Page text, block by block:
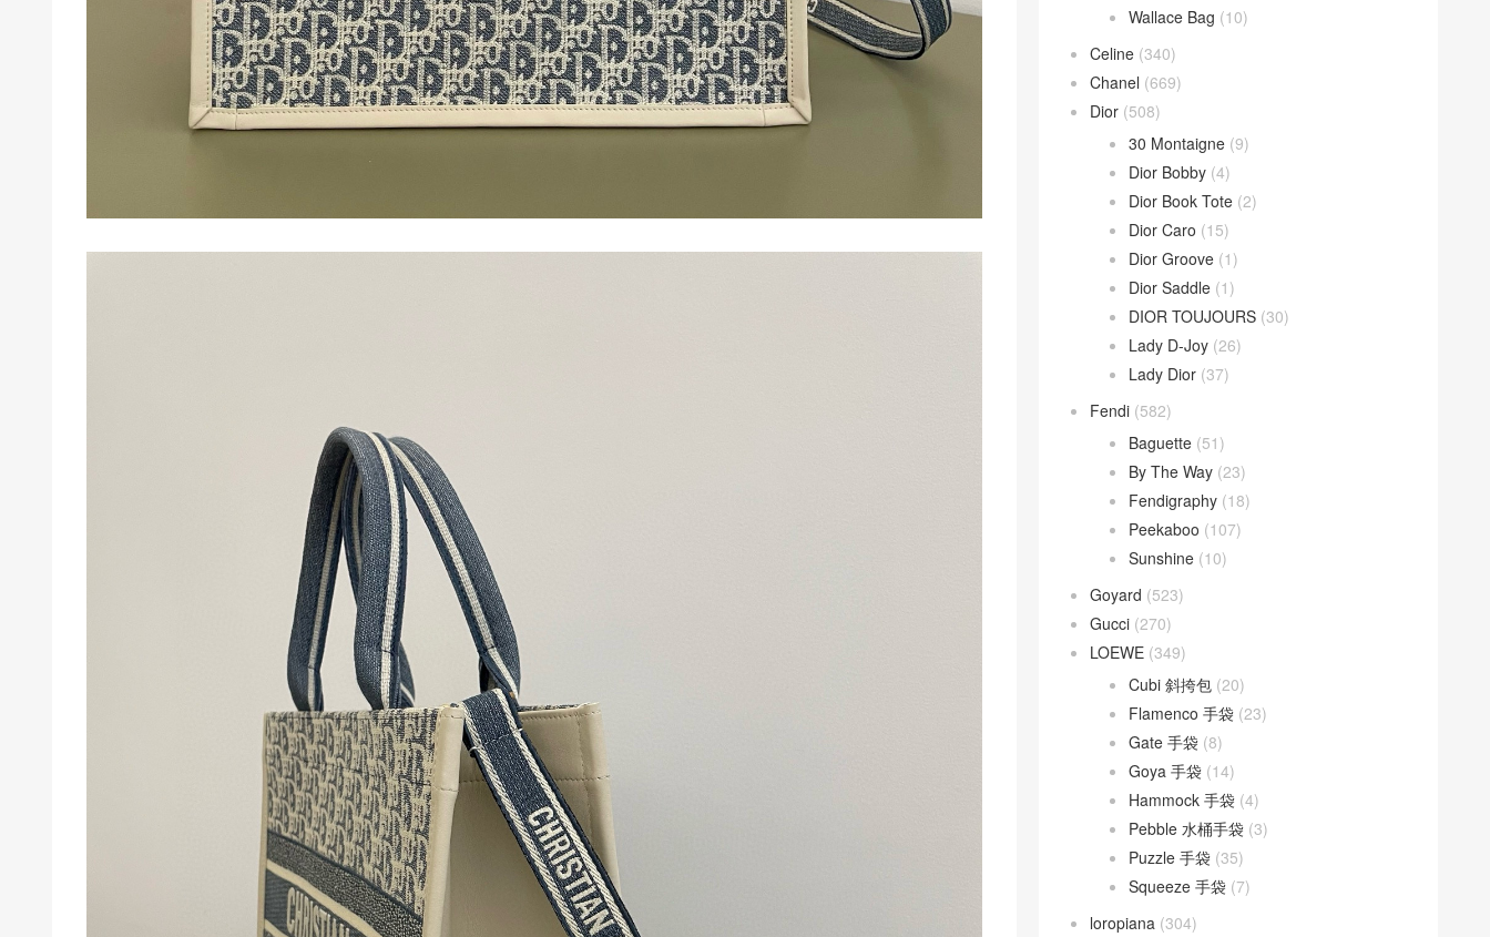
Wallace Bag (10)
Celine (340)
Chanel (669)
Dior (508)
30 Montaigne (9)
Dior Bobby (4)
Dior Book Tote (2)
Dior Caro (15)
Dior Groove (1)
Dior Saddle (1)
DIOR TOUJOURS (30)
Lady D-Joy (26)
Lady Dior (37)
Fendi (582)
Baguette (51)
By The Way (23)
Fendigraphy (18)
Peekaboo (107)
Sunshine (10)
Goyard (523)
Gucci (270)
LOEWE (349)
Cubi 斜挎包 (20)
Flamenco 手袋 (23)
Gate 手袋 (8)
Goya 手袋 (14)
Hammock 手袋 (4)
Pebble 水桶手袋 (3)
Puzzle 手袋 (35)
Squeeze 手袋 (7)
loropiana (304)